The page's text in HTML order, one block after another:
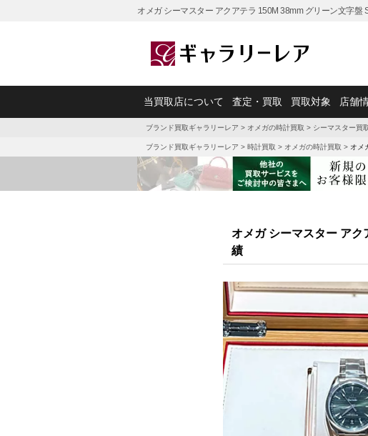
オメガ シーマスター アクアテラ 150M 38mm グリーン文字
当買取店について 査定・買取 買取対象 店舗
ブランド買取ギャラリーレア > オメガの時計買取 > シーマスター買
ブランド買取ギャラリーレア > 時計買取 > オメガの時計買取 > オメ
オメガ シーマスター ア
績